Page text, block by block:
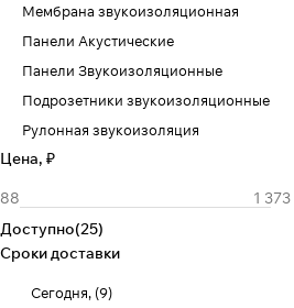
Мембрана звукоизоляционная
Панели Акустические
Панели Звукоизоляционные
Подрозетники звукоизоляционные
Рулонная звукоизоляция
Цена, ₽
Доступно(25)
Сроки доставки
Сегодня, (9)